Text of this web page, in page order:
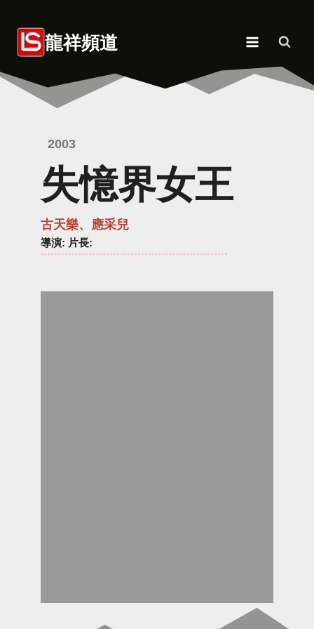
content 龍祥頻道
2003
失憶界女王
古天樂、應采兒
導演: 片長: